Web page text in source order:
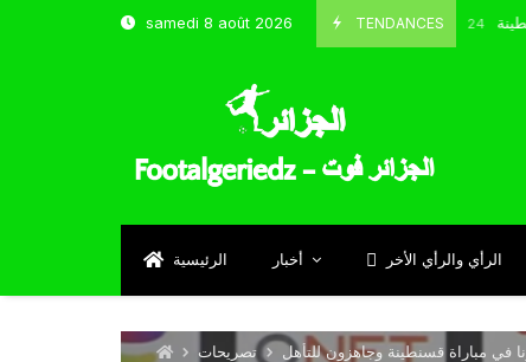
samedi 8 août 2026 TENDANCES
Octobre 8, 2024 شباب قسنطينة
الرئيسية أخبار الرأي والرأي الأخر
تصريحات